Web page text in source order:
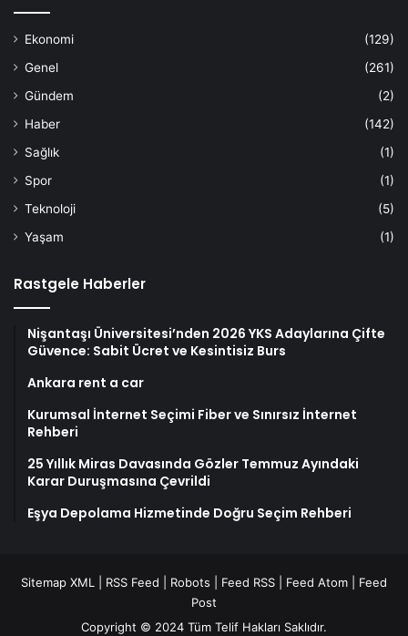
Ekonomi
(129)
Genel
(261)
Gündem
(2)
Haber
(142)
Sağlık
(1)
Spor
(1)
Teknoloji
(5)
Yaşam
(1)
Rastgele Haberler
Nişantaşı Üniversitesi’nden 2026 YKS Adaylarına Çifte
Güvence: Sabit Ücret ve Kesintisiz Burs
Ankara rent a car
Kurumsal İnternet Seçimi Fiber ve Sınırsız İnternet
Rehberi
25 Yıllık Miras Davasında Gözler Temmuz Ayındaki
Karar Duruşmasına Çevrildi
Eşya Depolama Hizmetinde Doğru Seçim Rehberi
Sitemap XML RSS Feed Robots Feed RSS Feed Atom
Feed
Post
Copyright © 2024 Tüm Telif Hakları Saklıdır.